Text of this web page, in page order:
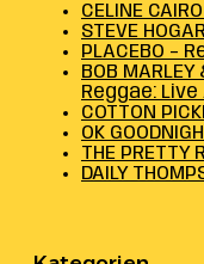
CELINE
STEVE
PLACEBO –
BOB
Reggae:
COTTON
OK
THE PRETTY
DAILY